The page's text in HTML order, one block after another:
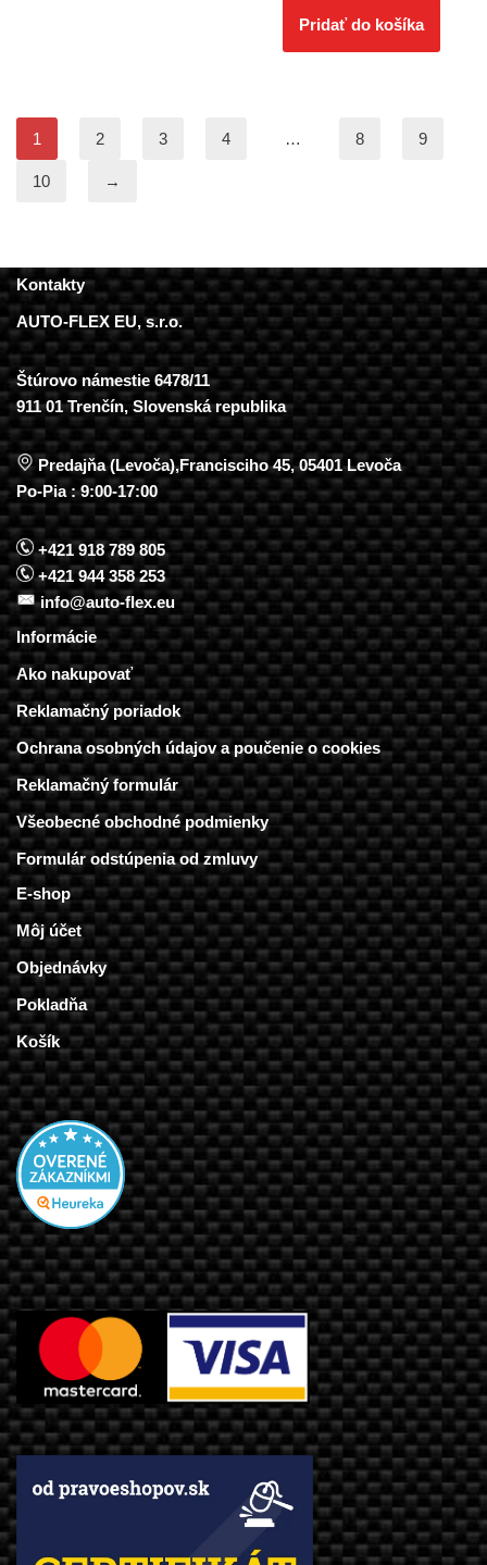
Pridať do košíka
1 2 3 4 … 8 9
10 →
Kontakty
AUTO-FLEX EU, s.r.o.
Štúrovo námestie 6478/11
911 01 Trenčín, Slovenská republika
Predajňa (Levoča),Francisciho 45, 05401 Levoča
Po-Pia : 9:00-17:00
+421 918 789 805
+421 944 358 253
info@auto-flex.eu
Informácie
Ako nakupovať
Reklamačný poriadok
Ochrana osobných údajov a poučenie o cookies
Reklamačný formulár
Všeobecné obchodné podmienky
Formulár odstúpenia od zmluvy
E-shop
Môj účet
Objednávky
Pokladňa
Košík